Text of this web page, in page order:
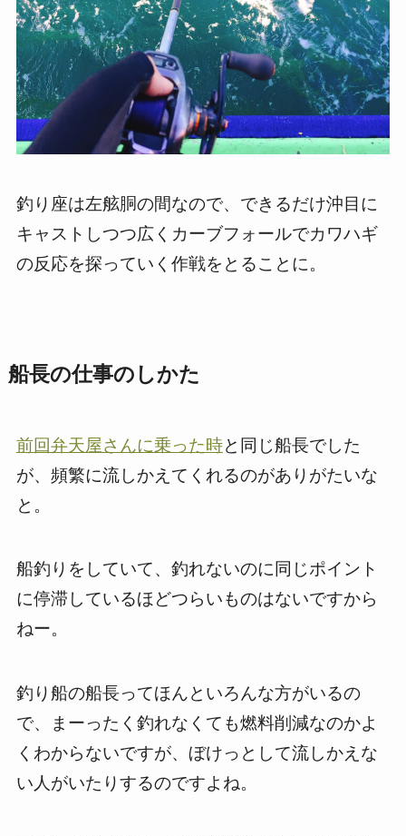
釣り座は左舷胴の間なので、できるだけ沖目に
キャストしつつ広くカーブフォールでカワハギ
の反応を探っていく作戦をとることに。
船長の仕事のしかた
前回弁天屋さんに乗った時と同じ船長でした
が、頻繁に流しかえてくれるのがありがたいな
と。
船釣りをしていて、釣れないのに同じポイント
に停滞しているほどつらいものはないですから
ねー。
釣り船の船長ってほんといろんな方がいるの
で、まーったく釣れなくても燃料削減なのかよ
くわからないですが、ぼけっとして流しかえな
い人がいたりするのですよね。